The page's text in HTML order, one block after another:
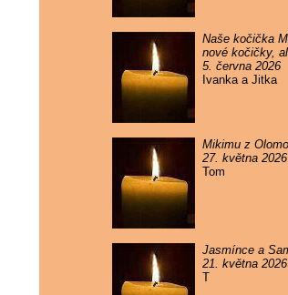
Naše kočička
nové kočičky,
5. června 2026
Ivanka a Jitka
Mikimu z
27. května 2026
Tom
Jasmínce a
21. května 2026
T